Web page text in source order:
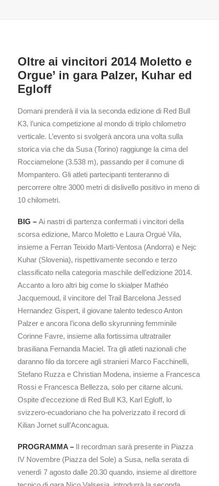
Oltre ai vincitori 2014 Moletto e
Orgue’ in gara Palzer, Kuhar ed
Egloff
Domani prenderà il via la seconda edizione di Red Bull
K3, l’unica competizione al mondo di triplo chilometro
verticale. L’evento si svolgerà ancora una volta sulla
storica via che da Susa (Torino) raggiunge la cima del
Rocciamelone (3.538 m), passando per il comune di
Mompantero. Gli atleti partecipanti tenteranno di
percorrere oltre 3000 metri di dislivello positivo in meno di
10 chilometri.
BIG – Ai nastri di partenza confermati i vincitori della
scorsa edizione, Marco Moletto e Laura Orgué Vila,
insieme a Ferran Teixido Marti-Ventosa (Andorra) e Nejc
Kuhar (Slovenia), rispettivamente secondo e terzo
classificato nella categoria maschile dell’edizione 2014.
Accanto a loro altri big come lo skialper Mathéo
Jacquemoud, il vincitore del Trail Barcelona Jessed
Hernandez Gispert, il giovane talento tedesco Anton
Palzer e ancora l’icona dello skyrunning femminile
Corinne Favre, insieme alla fortissima ultratrailer
brasiliana Fernanda Maciel. Tra gli atleti nazionali che
daranno filo da torcere agli stranieri Marco Facchinelli,
Stefano Ruzza e Christian Modena, insieme a Francesca
Rossi e Francesca Bellezza, solo per citarne alcuni.
Ospite d’eccezione di Red Bull K3, Karl Egloff, lo
svizzero-ecuadoriano che ha polverizzato il record di
Kilian Jornet sull’Aconcagua.
PROGRAMMA – Il recordman sarà presente in Piazza
IV Novembre (Piazza del Sole) a Susa, nella serata di
venerdì 7 agosto dalle 20.30 quando, insieme al direttore